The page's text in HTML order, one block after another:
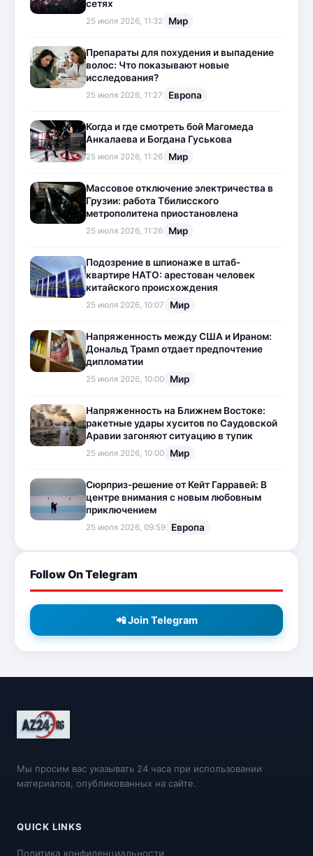
сетях
25 июля 2026, 11:32 Мир
Препараты для похудения и выпадение
волос: Что показывают новые
исследования?
25 июля 2026, 11:27 Европа
Когда и где смотреть бой Магомеда
Анкалаева и Богдана Гуськова
25 июля 2026, 11:26 Мир
Массовое отключение электричества в
Грузии: работа Тбилисского
метрополитена приостановлена
25 июля 2026, 11:26 Мир
Подозрение в шпионаже в штаб-
квартире НАТО: арестован человек
китайского происхождения
25 июля 2026, 10:07 Мир
Напряженность между США и Ираном:
Дональд Трамп отдает предпочтение
дипломатии
25 июля 2026, 10:00 Мир
Напряженность на Ближнем Востоке:
ракетные удары хуситов по Саудовской
Аравии загоняют ситуацию в тупик
25 июля 2026, 10:00 Мир
Сюрприз-решение от Кейт Гарравей: В
центре внимания с новым любовным
приключением
25 июля 2026, 09:59 Европа
Follow On Telegram
📲 Join Telegram
Мы просим вас указывать 24 часа при использовании
материалов, опубликованных на сайте.
QUICK LINKS
Политика конфиденциальности